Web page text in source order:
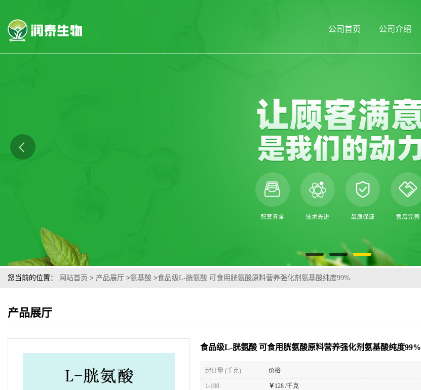
公司首页 公司介绍
您当前的位置： 网站首页 > 产品展厅 >氨基酸 >食品级L-胱氨酸 可食用胱氨酸原料营养强化剂氨基酸纯度99%
产品展厅
食品级L-胱氨酸 可食用胱氨酸原料营养强化剂氨基酸纯度99%
起订量 (千克) 价格
1-100 ￥ 128 /千克